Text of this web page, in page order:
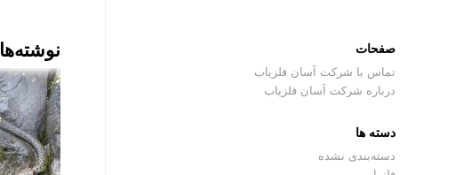
نوشته‌ها صفحات
تماس با شرکت آسان فلزیاب
درباره شرکت آسان فلزیاب
دسته ها
دسته‌بندی نشده